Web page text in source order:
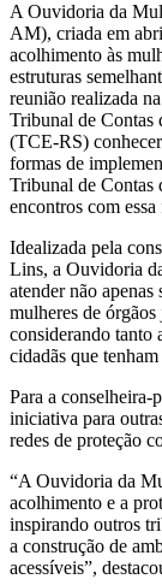
A Ouvidoria da
AM), criada em
acolhimento às
estruturas
reunião realizada
Tribunal de
(TCE-RS)
formas de
Tribunal de Contas
encontros com
Idealizada pela
Lins, a Ouvidoria
atender não
mulheres de
considerando tanto
cidadãs que
Para a conselheira-
iniciativa para
redes de proteção
“A Ouvidoria da
acolhimento e a
inspirando outros
a construção de
acessíveis”,